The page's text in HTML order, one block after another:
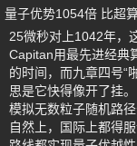
量子优势1054倍 比超
25微秒对上1042年，
Capitan用最先进经典
的时间，而九章四号“
思是它快得像开了挂
模拟无数粒子随机路
自然上，国际上都得